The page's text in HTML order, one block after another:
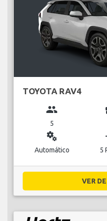
TOYOTA RAV4
group
5
miscellaneous_services
Automático 5
VER